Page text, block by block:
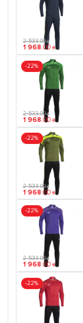
2 533.00 ₴
1 968.00 ₴
-22%
2 533.00 ₴
1 968.00 ₴
-22%
2 533.00 ₴
1 968 00 ₴
-22%
2 533.00 ₴
1 968.00 ₴
-22%